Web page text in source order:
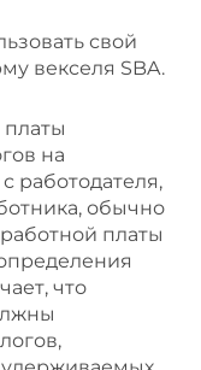
свой
векселя SBA.
на
работодателя,
обычно
платы
что